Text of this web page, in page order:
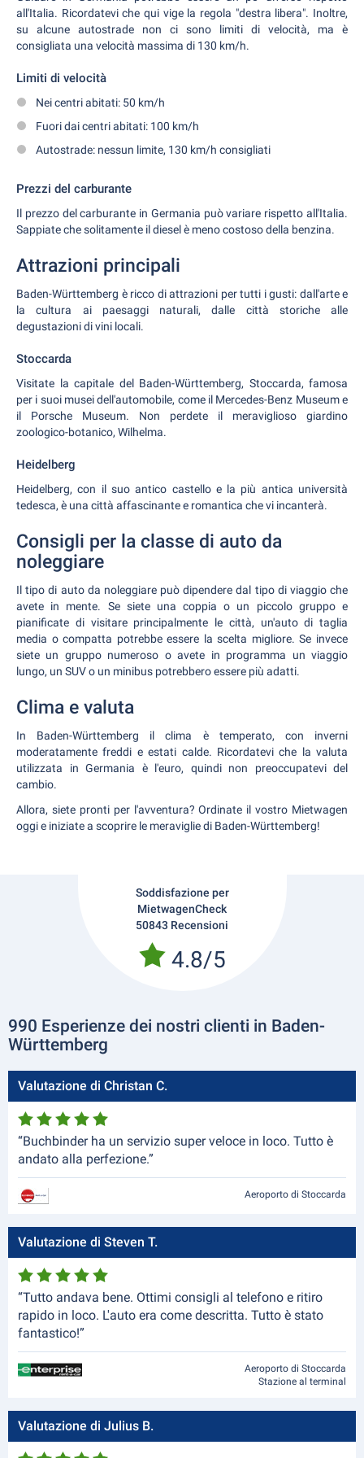
all'Italia. Ricordatevi che qui vige la regola "destra libera". Inoltre,
su alcune autostrade non ci sono limiti di velocità, ma è
consigliata una velocità massima di 130 km/h.
Limiti di velocità
Nei centri abitati: 50 km/h
Fuori dai centri abitati: 100 km/h
Autostrade: nessun limite, 130 km/h consigliati
Prezzi del carburante
Il prezzo del carburante in Germania può variare rispetto all'Italia.
Sappiate che solitamente il diesel è meno costoso della benzina.
Attrazioni principali
Baden-Württemberg è ricco di attrazioni per tutti i gusti: dall'arte e
la cultura ai paesaggi naturali, dalle città storiche alle
degustazioni di vini locali.
Stoccarda
Visitate la capitale del Baden-Württemberg, Stoccarda, famosa
per i suoi musei dell'automobile, come il Mercedes-Benz Museum e
il Porsche Museum. Non perdete il meraviglioso giardino
zoologico-botanico, Wilhelma.
Heidelberg
Heidelberg, con il suo antico castello e la più antica università
tedesca, è una città affascinante e romantica che vi incanterà.
Consigli per la classe di auto da
noleggiare
Il tipo di auto da noleggiare può dipendere dal tipo di viaggio che
avete in mente. Se siete una coppia o un piccolo gruppo e
pianificate di visitare principalmente le città, un'auto di taglia
media o compatta potrebbe essere la scelta migliore. Se invece
siete un gruppo numeroso o avete in programma un viaggio
lungo, un SUV o un minibus potrebbero essere più adatti.
Clima e valuta
In Baden-Württemberg il clima è temperato, con inverni
moderatamente freddi e estati calde. Ricordatevi che la valuta
utilizzata in Germania è l'euro, quindi non preoccupatevi del
cambio.
Allora, siete pronti per l'avventura? Ordinate il vostro Mietwagen
oggi e iniziate a scoprire le meraviglie di Baden-Württemberg!
Soddisfazione per
MietwagenCheck
50843 Recensioni
4.8/5
990 Esperienze dei nostri clienti in Baden-
Württemberg
Valutazione di Christan C.
“Buchbinder ha un servizio super veloce in loco. Tutto è
andato alla perfezione.”
Aeroporto di Stoccarda
Valutazione di Steven T.
“Tutto andava bene. Ottimi consigli al telefono e ritiro
rapido in loco. L'auto era come descritta. Tutto è stato
fantastico!”
Aeroporto di Stoccarda
Stazione al terminal
Valutazione di Julius B.